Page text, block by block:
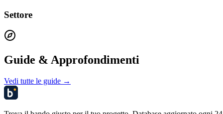
Settore
Guide & Approfondimenti
Vedi tutte le guide →